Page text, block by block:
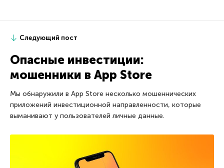
Следующий пост
Опасные инвестиции:
мошенники в App Store
Мы обнаружили в App Store несколько мошеннических
приложений инвестиционной направленности, которые
выманивают у пользователей личные данные.